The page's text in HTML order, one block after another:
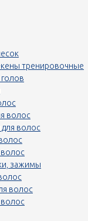
тренировочные
волос
волос
зажимы
волос